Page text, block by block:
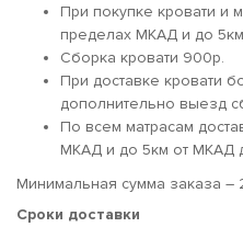
При покупке кровати и
пределах МКАД и до
Сборка кровати 900р.
При доставке кровати
дополнительно выезд
По всем матрасам
МКАД и до 5км от МКАД
Минимальная сумма заказа –
Сроки доставки